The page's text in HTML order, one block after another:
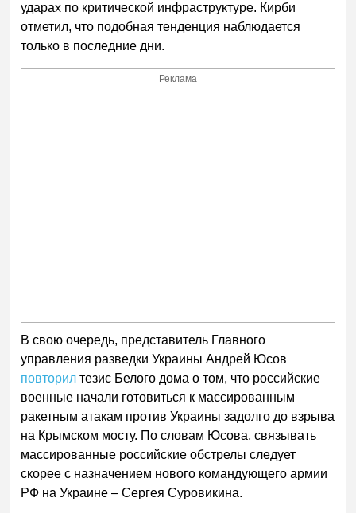
ударах по критической инфраструктуре. Кирби
отметил, что подобная тенденция наблюдается
только в последние дни.
Реклама
В свою очередь, представитель Главного
управления разведки Украины Андрей Юсов
повторил тезис Белого дома о том, что российские
военные начали готовиться к массированным
ракетным атакам против Украины задолго до взрыва
на Крымском мосту. По словам Юсова, связывать
массированные российские обстрелы следует
скорее с назначением нового командующего армии
РФ на Украине – Сергея Суровикина.